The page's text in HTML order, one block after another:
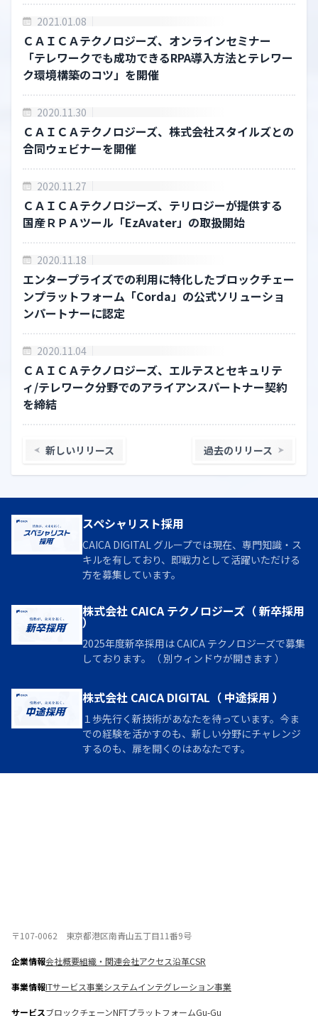
CAICAグループ 採用サイト
その他
お問合わせ
個人情報保護方針
個人情報の取り扱い
情報セキュリティ保護方針
2021.01.08
ＣＡＩＣＡテクノロジーズ、オンラインセミナー
「テレワークでも成功できるRPA導入方法とテレワー
ク環境構築のコツ」を開催
2020.11.30
ＣＡＩＣＡテクノロジーズ、株式会社スタイルズとの
合同ウェビナーを開催
2020.11.27
ＣＡＩＣＡテクノロジーズ、テリロジーが提供する
国産ＲＰＡツール「EzAvater」の取扱開始
2020.11.18
エンタープライズでの利用に特化したブロックチェー
ンプラットフォーム「Corda」の公式ソリューショ
ンパートナーに認定
2020.11.04
ＣＡＩＣＡテクノロジーズ、エルテスとセキュリテ
ィ/テレワーク分野でのアライアンスパートナー契約
を締結
新しいリリース 過去のリリース
スペシャリスト採用
CAICA DIGITAL グループでは現在、専門知識・ス
キルを有しており、即戦力として活躍いただける
方を募集しています。
株式会社 CAICA テクノロジーズ（ 新卒採用
）
2025年度新卒採用は CAICA テクノロジーズで募集
しております。（ 別ウィンドウが開きます ）
株式会社 CAICA DIGITAL（ 中途採用 ）
１歩先行く新技術があなたを待っています。今ま
での経験を活かすのも、新しい分野にチャレンジ
するのも、扉を開くのはあなたです。
〒107-0062 東京都港区南青山五丁目11番9号
企業情報会社概要組織・関連会社アクセス沿革CSR
事業情報ITサービス事業システムインテグレーション事業
サービスブロックチェーンNFTプラットフォームGu-Gu